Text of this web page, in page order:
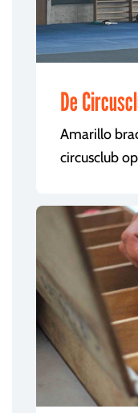
De
Amarillo
circusclub